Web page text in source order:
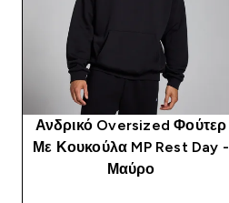
Ανδρικό Oversized Φούτερ
Με Κουκούλα MP Rest Day -
Μαύρο